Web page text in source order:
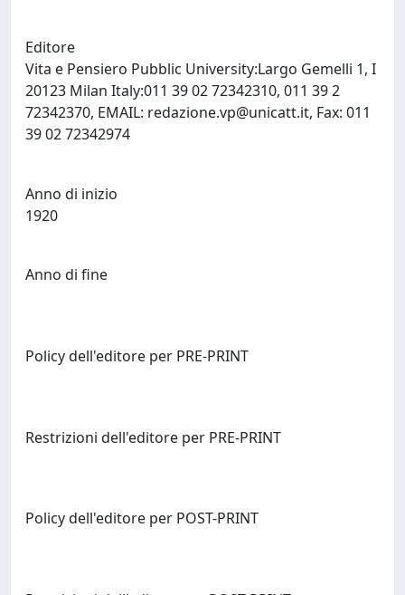
Editore
Vita e Pensiero Pubblic University:Largo Gemelli 1, I
20123 Milan Italy:011 39 02 72342310, 011 39 2
72342370, EMAIL: redazione.vp@unicatt.it, Fax: 011
Anno di inizio
Anno di fine
Policy dell'editore per PRE-PRINT
Restrizioni dell'editore per PRE-PRINT
Policy dell'editore per POST-PRINT